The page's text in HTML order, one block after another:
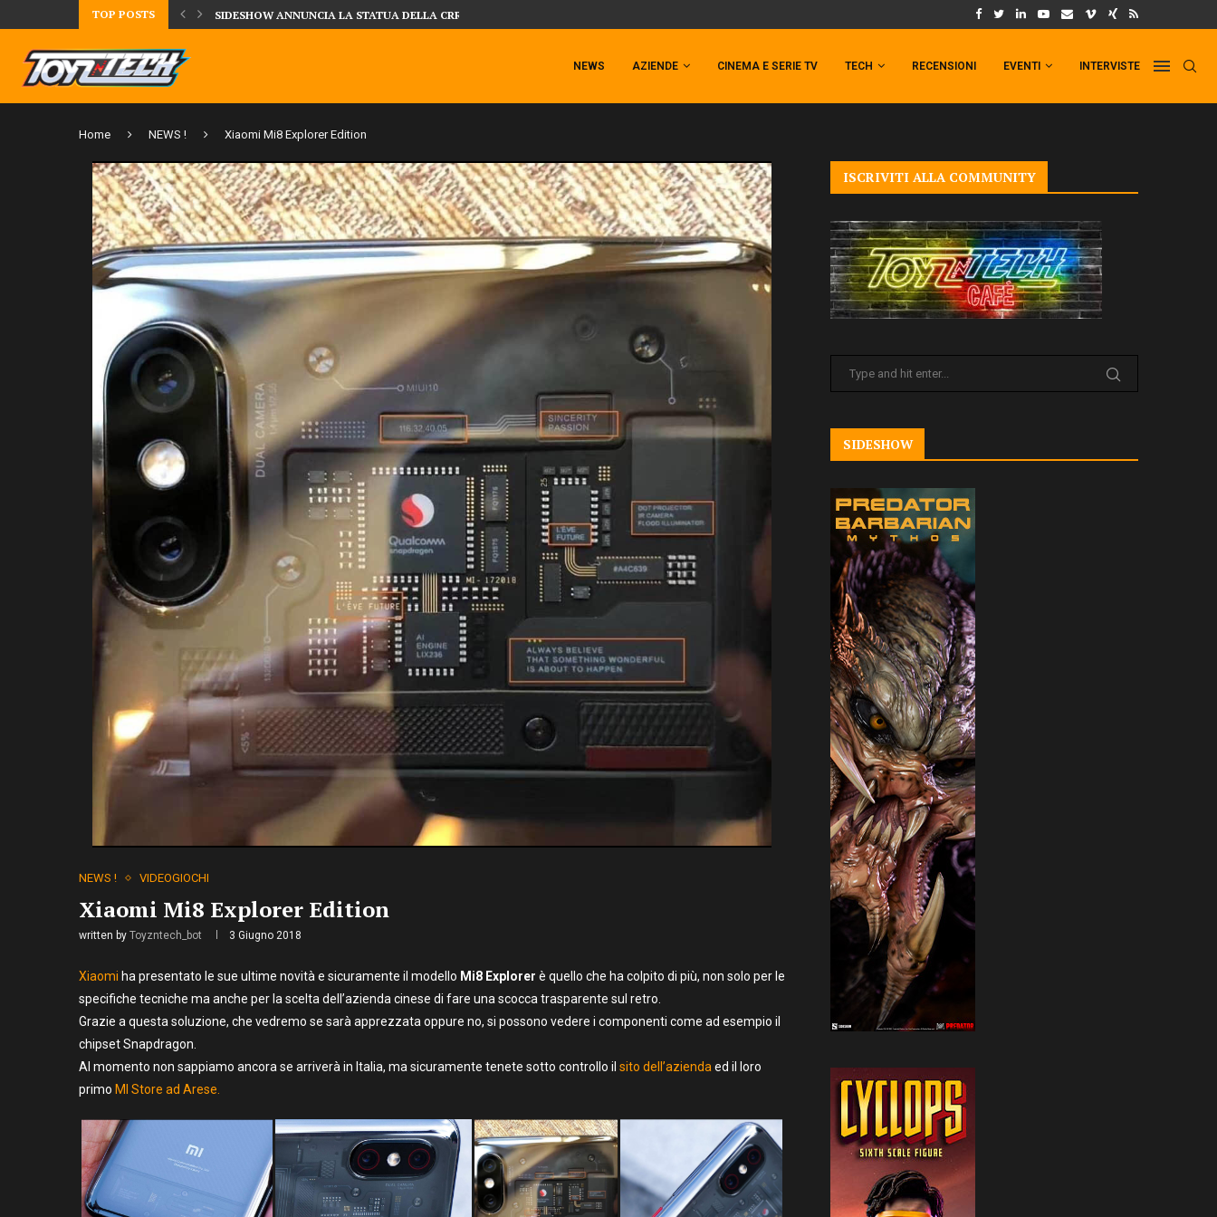
TOP POSTS
DAL MONDO DEGLI X-MEN ARRIVA TEMPESTA TARGATA SIDESHOW! IL TRAILER DI FIST OF THE NORTH STAR!
NEWS AZIENDE CINEMA E SERIE TV TECH RECENSIONI EVENTI INTERVISTE
Home NEWS ! Xiaomi Mi8 Explorer Edition
NEWS ! VIDEOGIOCHI
Xiaomi Mi8 Explorer Edition
written by Toyzntech_bot 3 Giugno 2018
Xiaomi ha presentato le sue ultime novità e sicuramente il modello Mi8 Explorer è quello che ha colpito di più, non solo per le
specifiche tecniche ma anche per la scelta dell’azienda cinese di fare una scocca trasparente sul retro.
Grazie a questa soluzione, che vedremo se sarà apprezzata oppure no, si possono vedere i componenti come ad esempio il
chipset Snapdragon.
Al momento non sappiamo ancora se arriverà in Italia, ma sicuramente tenete sotto controllo il sito dell’azienda ed il loro
primo MI Store ad Arese.
ISCRIVITI ALLA COMMUNITY
SIDESHOW